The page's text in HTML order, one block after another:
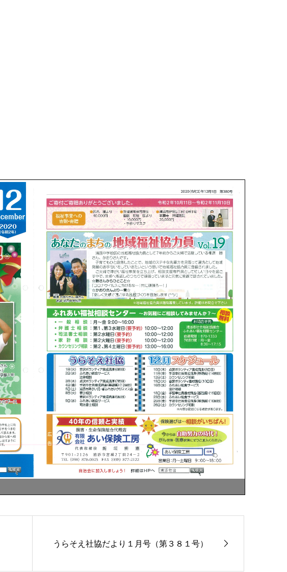
うらそえ社協だより１月号（第３８１号）